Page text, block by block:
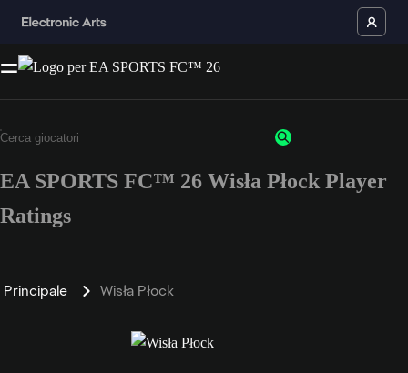
EA SPORTS FC™ 26 Wisła Płock Player
Ratings
Principale Wisła Płock